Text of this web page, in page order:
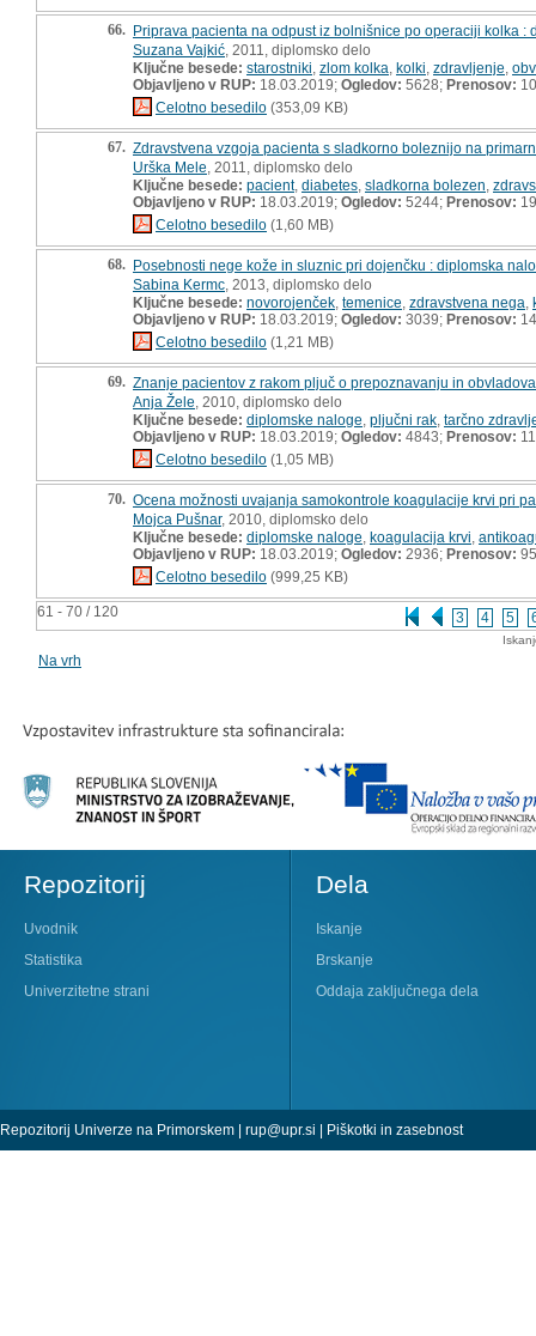
61 - 70 / 120 3 4 5
66. Priprava pacienta na odpust iz bolnišnice po operaciji kolka :
Suzana Vajkić , 2011, diplomsko delo
Ključne besede: starostniki zlom kolka kolki zdravljenje
Objavljeno v RUP: 18.03.2019; Ogledov: 5628; Prenosov:
Celotno besedilo (353,09 KB)
67. Zdravstvena vzgoja pacienta s sladkorno boleznijo na
Urška Mele , 2011, diplomsko delo
Ključne besede: pacient, diabetes sladkorna bolezen
Objavljeno v RUP: 18.03.2019; Ogledov: 5244; Prenosov:
Celotno besedilo (1,60 MB)
68. Posebnosti nege kože in sluznic pri dojenčku : diplomska
Sabina Kermc , 2013, diplomsko delo
Ključne besede: novorojenček temenice zdravstvena nega
Objavljeno v RUP: 18.03.2019; Ogledov: 3039; Prenosov:
Celotno besedilo (1,21 MB)
69. Znanje pacientov z rakom pljuč o prepoznavanju in
Anja Žele , 2010, diplomsko delo
Ključne besede: diplomske naloge pljučni rak tarčno
Objavljeno v RUP: 18.03.2019; Ogledov: 4843; Prenosov:
Celotno besedilo (1,05 MB)
70. Ocena možnosti uvajanja samokontrole koagulacije krvi pri
Mojca Pušnar, 2010, diplomsko delo
Ključne besede: diplomske naloge koagulacija krvi
Objavljeno v RUP: 18.03.2019; Ogledov: 2936; Prenosov: 95
Celotno besedilo (999,25 KB)
Na vrh
Repozitorij
Uvodnik
Statistika
Univerzitetne strani
Dela
Iskanje
Brskanje
Oddaja zaključnega dela
Repozitorij Univerze na Primorskem | rup@upr.si | Piškotki in zasebnost